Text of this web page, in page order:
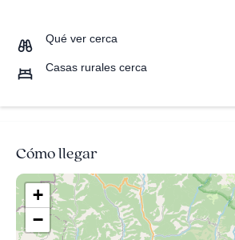
Qué ver cerca
Casas rurales cerca
Cómo llegar
+
−